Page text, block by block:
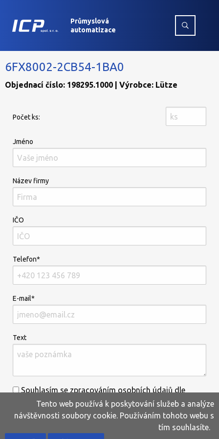
Průmyslová
automatizace
6FX8002-2CB54-1BA0
Objednací číslo: 198295.1000 | Výrobce: Lütze
Počet ks:
Jméno
Název firmy
IČO
Telefon*
E-mail*
Text
Souhlasím se zpracováním osobních údajů dle
informací uvedenýchzde.*
Tento web používá k poskytování služeb a analýze
návštěvnosti soubory cookie. Používáním tohoto webu s
tím souhlasíte.